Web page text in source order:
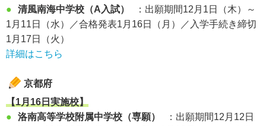
●
清風南海中学校（A入試）
：出願期間12月1日（木）～
1月11日（水）／合格発表1月16日（月）／入学手続き締切
1月17日（火）
詳細はこちら
京都府
【1月16日実施校】
●
洛南高等学校附属中学校（専願）
：出願期間12月12日